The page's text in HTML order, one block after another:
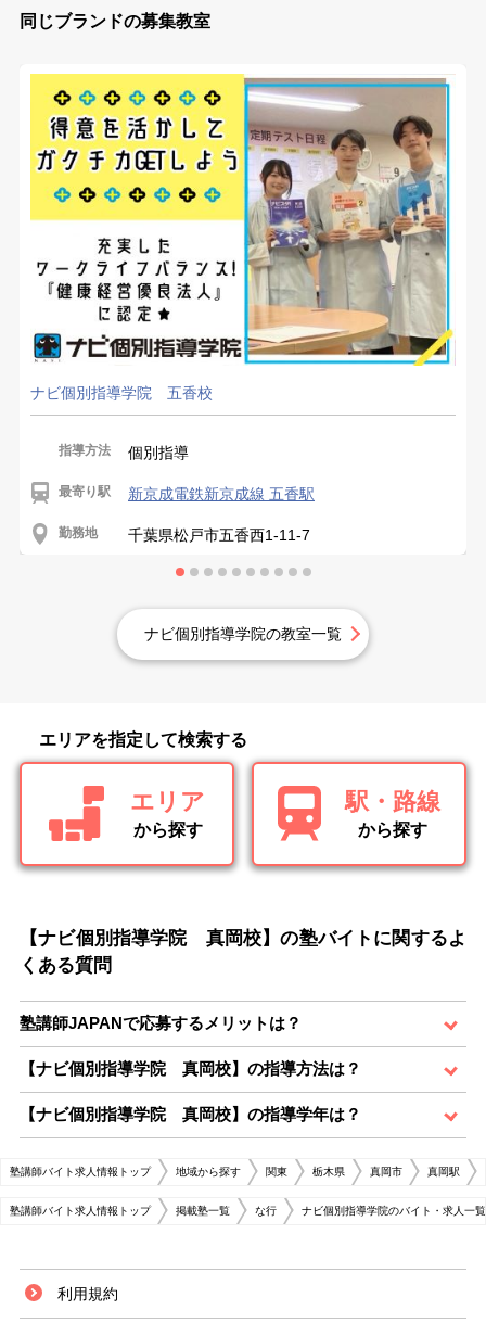
同じブランドの募集教室
ナビ個別指導学院 五香校
指導方法 個別指導
最寄り駅 新京成電鉄新京成線 五香駅
勤務地 千葉県松戸市五香西1-11-7
ナビ個別指導学院の教室一覧
エリアを指定して検索する
エリア
から探す
駅・路線
から探す
【ナビ個別指導学院 真岡校】の塾バイトに関するよ
くある質問
塾講師JAPANで応募するメリットは？
【ナビ個別指導学院 真岡校】の指導方法は？
【ナビ個別指導学院 真岡校】の指導学年は？
塾講師バイト求人情報トップ 地域から探す 関東 栃木県 真岡市 真岡駅
塾講師バイト求人情報トップ 掲載塾一覧 な行 ナビ個別指導学院のバイト・求人一覧
利用規約